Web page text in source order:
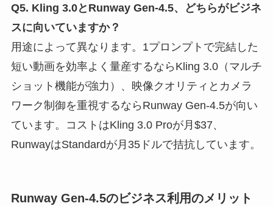
Q5. Kling 3.0とRunway Gen-4.5、どちらがビジネ
スに向いていますか？
用途によって異なります。1プロンプトで完結した
短い動画を効率よく量産するならKling 3.0（マルチ
ショット機能が強力）、映像クオリティとカメラ
ワーク制御を重視するならRunway Gen-4.5が向い
ています。コストはKling 3.0 Proが月$37、
RunwayはStandardが月35ドルで拮抗しています。
Runway Gen-4.5のビジネス利用のメリット